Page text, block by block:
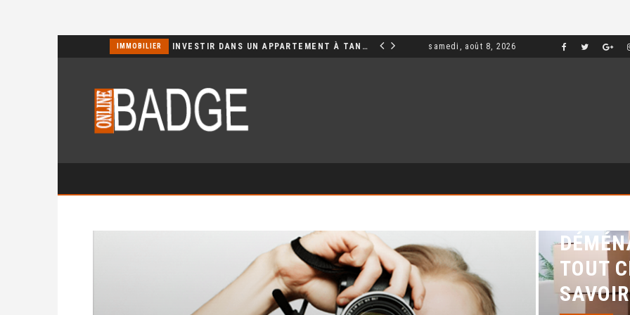
IMMOBILIER INVESTIR DANS UN APPARTEMENT À TANGER : OPPORTUNITÉS ET POINTS ESSENTIELS À CONNAÎTRE MARKETINGsamedi, août 8, 2026
TOUT
SAVOIR